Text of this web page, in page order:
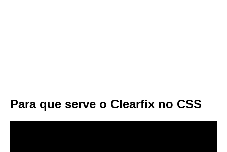
Para que serve o Clearfix no CSS